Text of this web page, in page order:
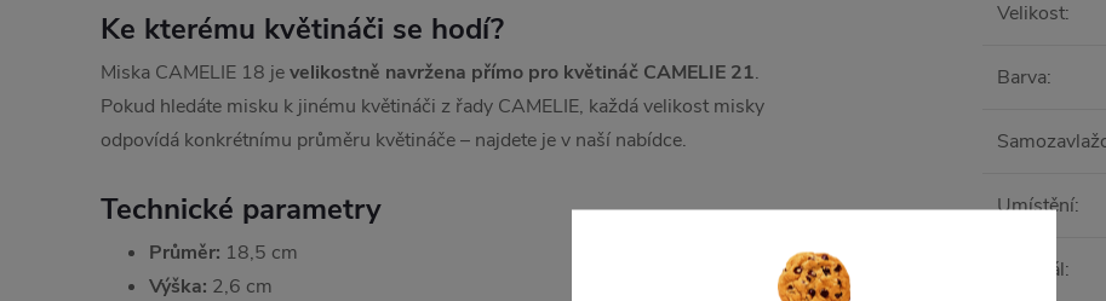
Ke kterému květináči se hodí?
Miska CAMELIE 18 jevelikostně navržena přímo pro květináč CAMELIE 21.
Pokud hledáte misku k jinému květináči z řady CAMELIE, každá velikost misky
odpovídá konkrétnímu průměru květináče – najdete je v naší nabídce.
Technické parametry
Průměr: 18,5 cm
Výška: 2,6 cm
Velikost:
Barva:
Umístění:
Materiál: